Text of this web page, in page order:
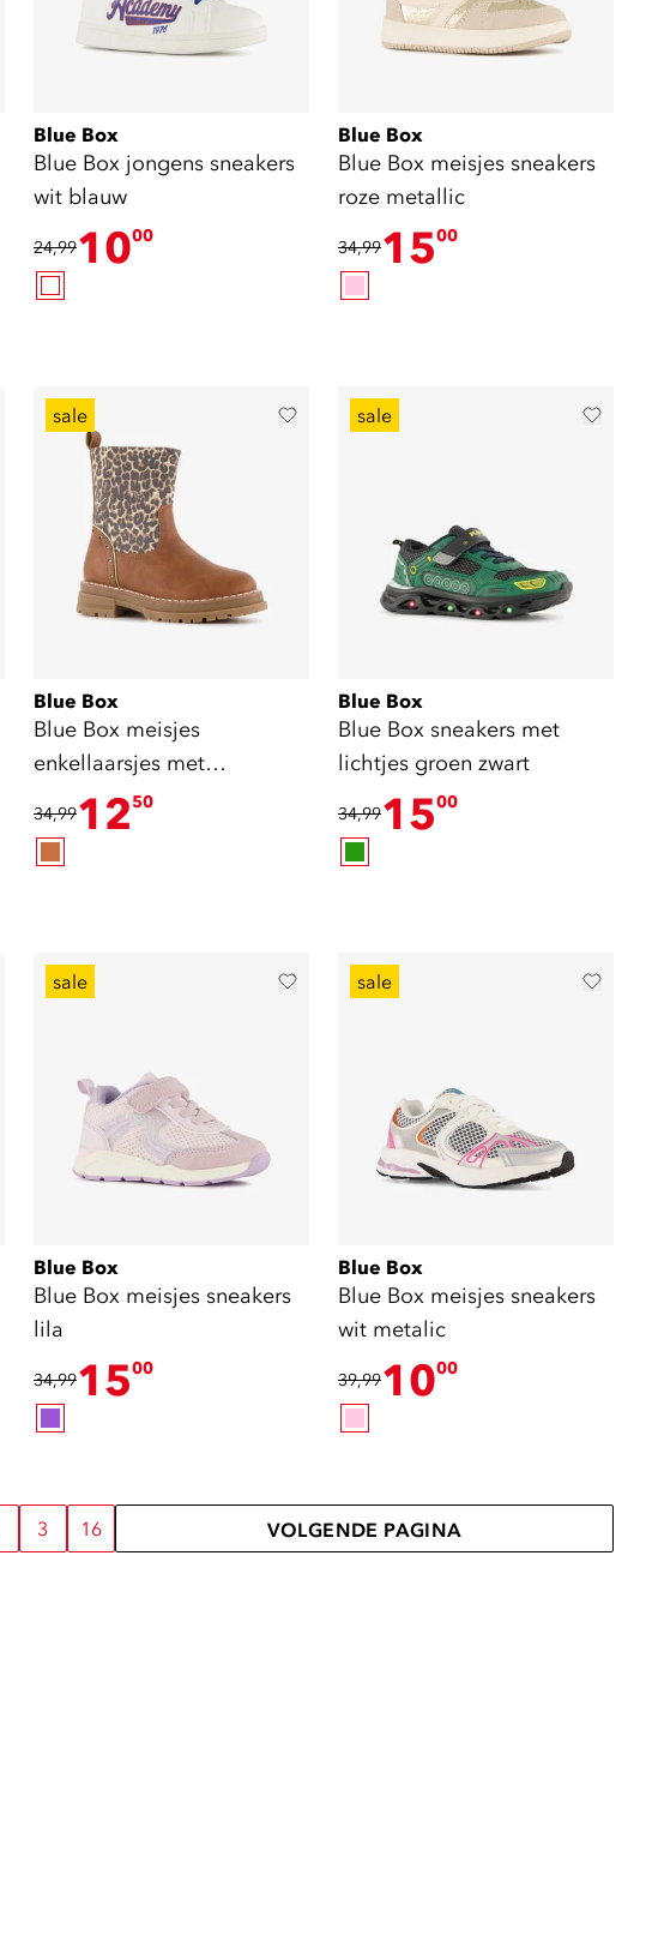
Blue Box
Blue Box jongens sneakers
wit blauw
24,991000
Blue Box
Blue Box meisjes sneakers
roze metallic
34,991500
sale
Blue Box
Blue Box meisjes
enkellaarsjes met
luipaardprint cognac
34,991250
sale
Blue Box
Blue Box sneakers met
lichtjes groen zwart
34,991500
sale
Blue Box
Blue Box meisjes sneakers
lila
34,991500
sale
Blue Box
Blue Box meisjes sneakers
wit metalic
39,991000
3 16 VOLGENDE PAGINA